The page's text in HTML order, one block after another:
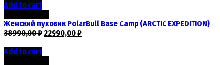
Add to cart
Женский пуховик PolarBull Base Camp (ARCTIC EXPEDITION)
38990,00₽22990,00₽
Add to cart